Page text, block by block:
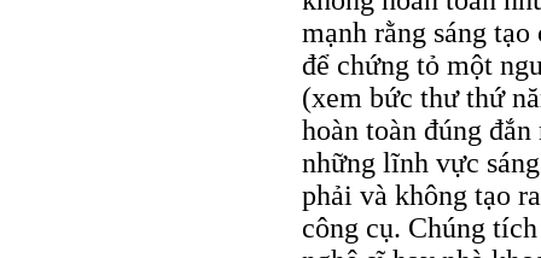
mạnh rằng sáng
để chứng tỏ một
(xem bức thư thứ
hoàn toàn đúng
những lĩnh vực
phải và không tạo
công cụ. Chúng